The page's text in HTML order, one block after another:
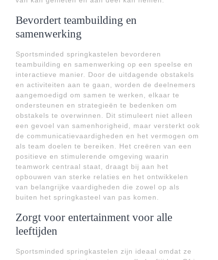
Bevordert teambuilding en
samenwerking
Sportsminded springkastelen bevorderen
teambuilding en samenwerking op een speelse en
interactieve manier. Door de uitdagende obstakels
en activiteiten aan te gaan, worden de deelnemers
aangemoedigd om samen te werken, elkaar te
ondersteunen en strategieën te bedenken om
obstakels te overwinnen. Dit stimuleert niet alleen
een gevoel van samenhorigheid, maar versterkt ook
de communicatievaardigheden en het vermogen om
als team doelen te bereiken. Het creëren van een
positieve en stimulerende omgeving waarin
teamwork centraal staat, draagt bij aan het
opbouwen van sterke relaties en het ontwikkelen
van belangrijke vaardigheden die zowel op als
buiten het springkasteel van pas komen.
Zorgt voor entertainment voor alle
leeftijden
Sportsminded springkastelen zijn ideaal omdat ze